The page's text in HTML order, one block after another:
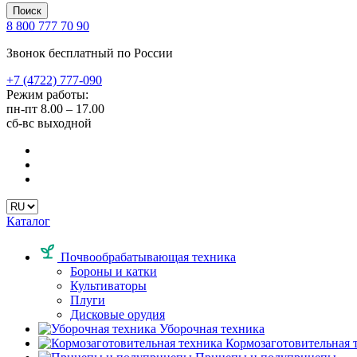
Поиск
8 800 777 70 90
Звонок бесплатный по России
+7 (4722) 777-090
Режим работы:
пн-пт 8.00 – 17.00
сб-вс выходной
Каталог
Почвообрабатывающая техника
Бороны и катки
Культиваторы
Плуги
Дисковые орудия
Уборочная техника
Кормозаготовительная